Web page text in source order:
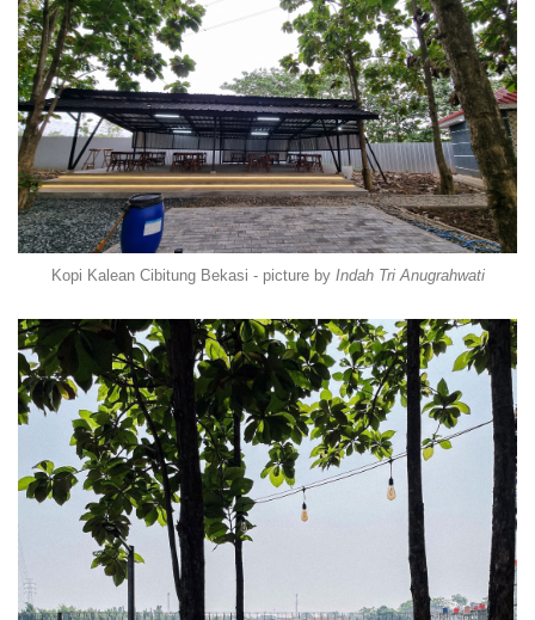
Kopi Kalean Cibitung Bekasi - picture by Indah Tri Anugrahwati